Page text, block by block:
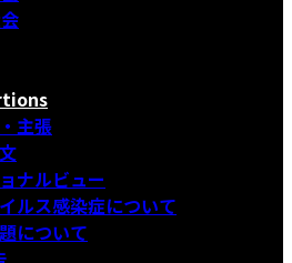
主張
ナルビュー
ルス感染症について
について